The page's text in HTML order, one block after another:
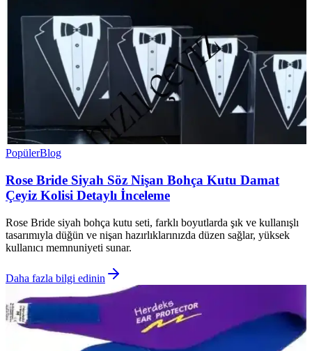
PopülerBlog
Rose Bride Siyah Söz Nişan Bohça Kutu Damat
Çeyiz Kolisi Detaylı İnceleme
Rose Bride siyah bohça kutu seti, farklı boyutlarda şık ve kullanışlı
tasarımıyla düğün ve nişan hazırlıklarınızda düzen sağlar, yüksek
kullanıcı memnuniyeti sunar.
Daha fazla bilgi edinin